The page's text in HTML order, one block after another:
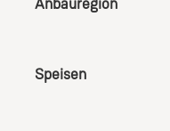
Anbauregion
Speisen